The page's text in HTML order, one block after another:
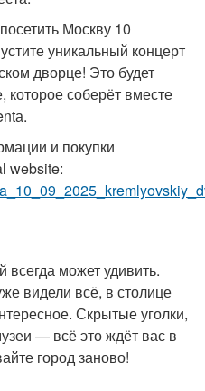
Москву 10
уникальный концерт
дворце! Это будет
соберёт вместе
и покупки
website:
может удивить.
видели всё, в столице
Скрытые уголки,
— всё это ждёт вас в
город заново!